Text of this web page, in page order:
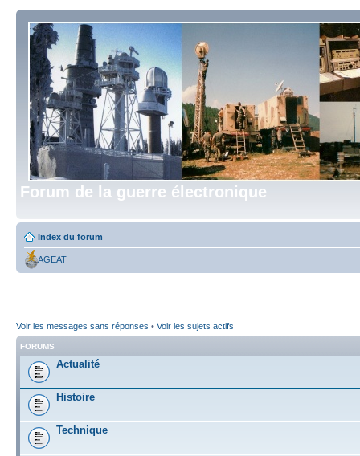
Forum de la guerre électronique
Index du forum
AGEAT
Voir les messages sans réponses • Voir les sujets actifs
FORUMS
Actualité
Histoire
Technique